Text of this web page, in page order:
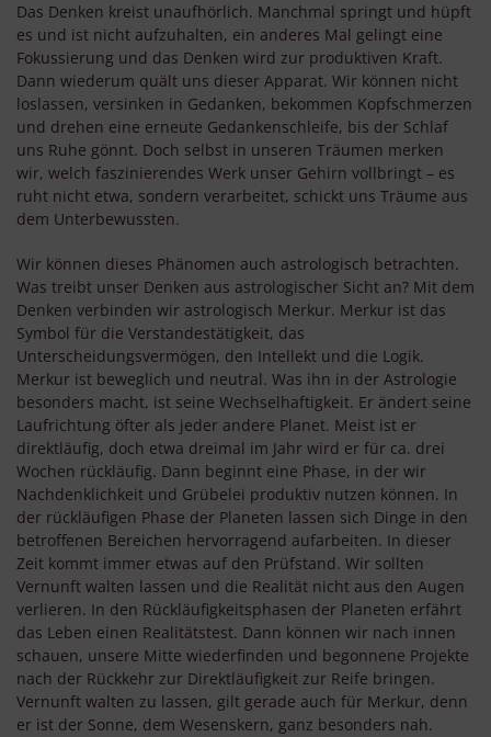
Das Denken kreist unaufhörlich. Manchmal springt und hüpft
es und ist nicht aufzuhalten, ein anderes Mal gelingt eine
Fokussierung und das Denken wird zur produktiven Kraft.
Dann wiederum quält uns dieser Apparat. Wir können nicht
loslassen, versinken in Gedanken, bekommen Kopfschmerzen
und drehen eine erneute Gedankenschleife, bis der Schlaf
uns Ruhe gönnt. Doch selbst in unseren Träumen merken
wir, welch faszinierendes Werk unser Gehirn vollbringt – es
ruht nicht etwa, sondern verarbeitet, schickt uns Träume aus
dem Unterbewussten.
Wir können dieses Phänomen auch astrologisch betrachten.
Was treibt unser Denken aus astrologischer Sicht an? Mit dem
Denken verbinden wir astrologisch Merkur. Merkur ist das
Symbol für die Verstandestätigkeit, das
Unterscheidungsvermögen, den Intellekt und die Logik.
Merkur ist beweglich und neutral. Was ihn in der Astrologie
besonders macht, ist seine Wechselhaftigkeit. Er ändert seine
Laufrichtung öfter als jeder andere Planet. Meist ist er
direktläufig, doch etwa dreimal im Jahr wird er für ca. drei
Wochen rückläufig. Dann beginnt eine Phase, in der wir
Nachdenklichkeit und Grübelei produktiv nutzen können. In
der rückläufigen Phase der Planeten lassen sich Dinge in den
betroffenen Bereichen hervorragend aufarbeiten. In dieser
Zeit kommt immer etwas auf den Prüfstand. Wir sollten
Vernunft walten lassen und die Realität nicht aus den Augen
verlieren. In den Rückläufigkeitsphasen der Planeten erfährt
das Leben einen Realitätstest. Dann können wir nach innen
schauen, unsere Mitte wiederfinden und begonnene Projekte
nach der Rückkehr zur Direktläufigkeit zur Reife bringen.
Vernunft walten zu lassen, gilt gerade auch für Merkur, denn
er ist der Sonne, dem Wesenskern, ganz besonders nah.